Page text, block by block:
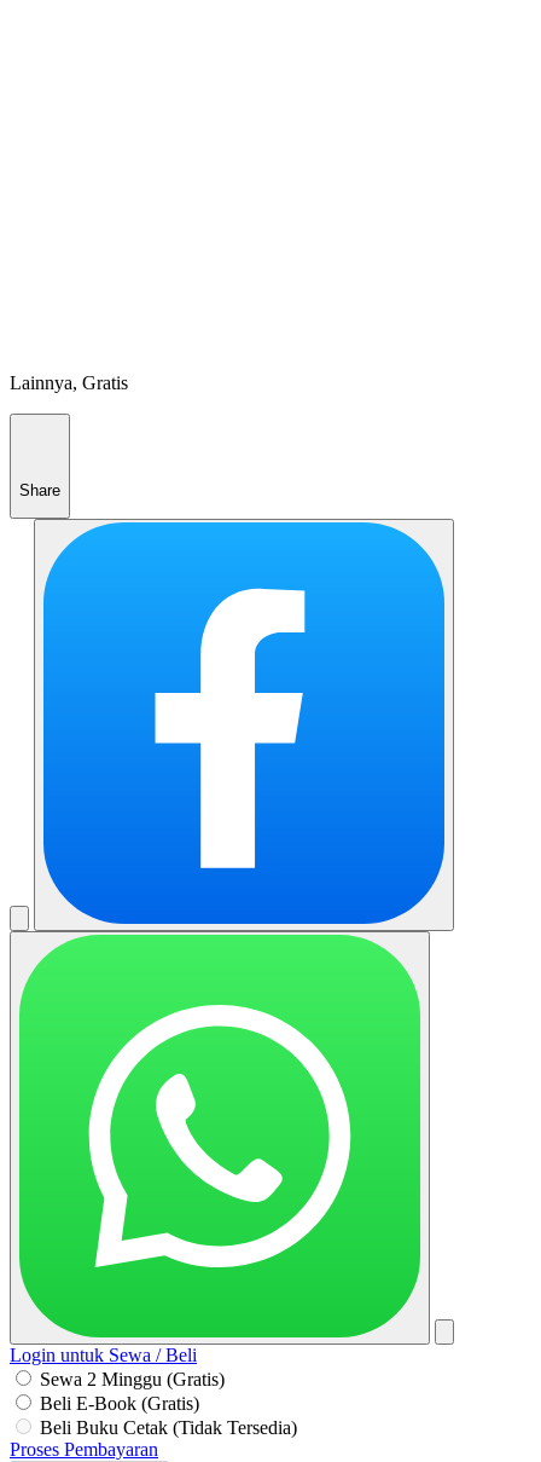
Lainnya, Gratis
Share
Login untuk Sewa / Beli
Sewa 2 Minggu (Gratis)
Beli E-Book (Gratis)
Beli Buku Cetak (Tidak Tersedia)
Proses Pembayaran